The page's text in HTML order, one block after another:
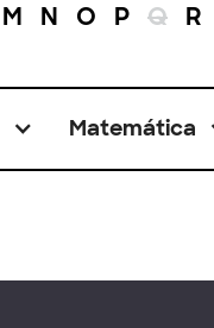
M N O P Q R
Matemática